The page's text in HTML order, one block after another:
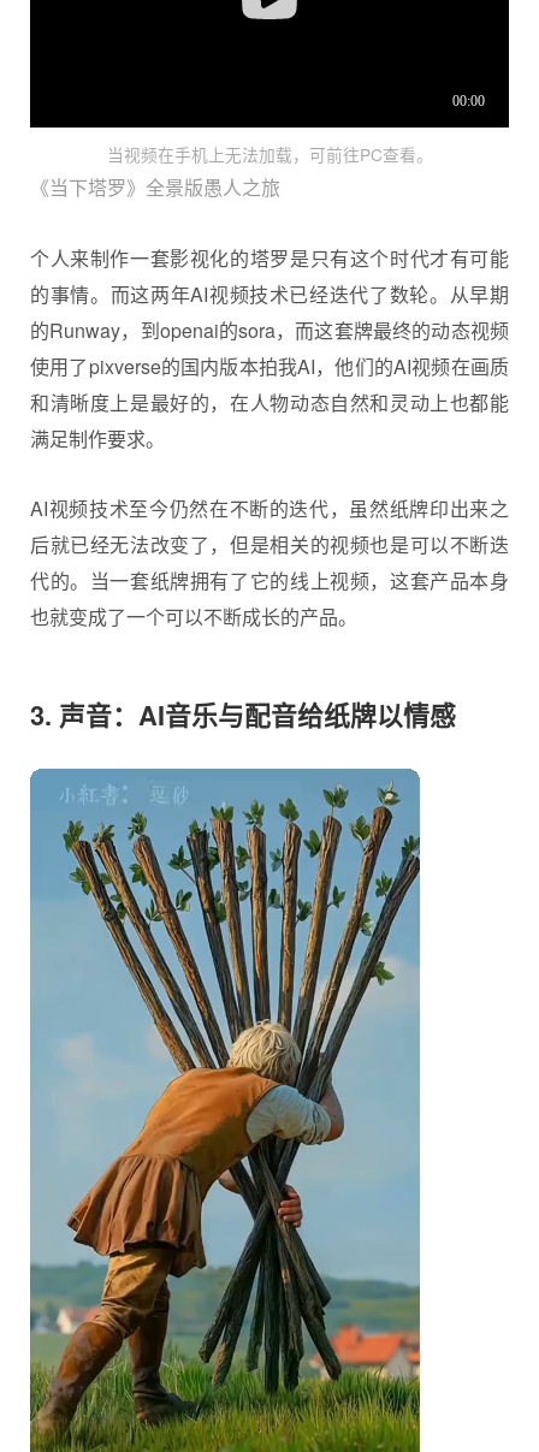
当视频在手机上无法加载，可前往PC查看。
《当下塔罗》全景版愚人之旅
个人来制作一套影视化的塔罗是只有这个时代才有可能
的事情。而这两年AI视频技术已经迭代了数轮。从早期
的Runway，到openai的sora，而这套牌最终的动态视频
使用了pixverse的国内版本拍我AI，他们的AI视频在画质
和清晰度上是最好的，在人物动态自然和灵动上也都能
满足制作要求。
AI视频技术至今仍然在不断的迭代，虽然纸牌印出来之
后就已经无法改变了，但是相关的视频也是可以不断迭
代的。当一套纸牌拥有了它的线上视频，这套产品本身
也就变成了一个可以不断成长的产品。
3. 声音：AI音乐与配音给纸牌以情感